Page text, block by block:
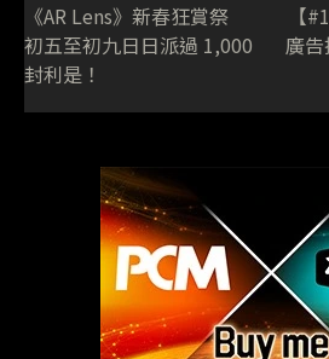
《AR Lens》新春狂賞祭
初五至初九日日派過 1,000
封利是！
【
廣